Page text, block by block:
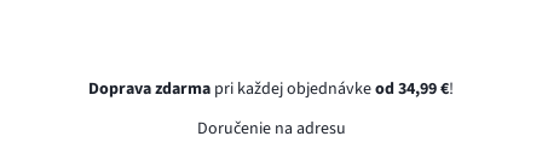
Doprava zdarma pri každej objednávkeod 34,99 €!
Doručenie na adresu